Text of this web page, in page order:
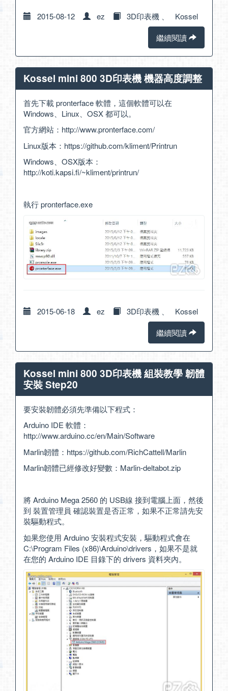
2015-08-12 ez 3D印表機
Kossel
繼續閱讀
Kossel mini 800 3D印表機 機器高度調整
首先下載 pronterface 軟體，這個軟體可以在
Windows、Linux、OSX 都可以。
官方網站： http://www.pronterface.com/
Linux版本： https://github.com/kliment/Printrun
Windows、OSX版本：
http://koti.kapsi.fi/~kliment/printrun/
執行 pronterface.exe
2015-06-18 ez 3D印表機
Kossel
繼續閱讀
Kossel mini 800 3D印表機 組裝教學 韌體
安裝 Step20
要安裝韌體必須先準備以下程式：
Arduino IDE 軟體：
http://www.arduino.cc/en/Main/Software
Marlin韌體： https://github.com/RichCattell/Marlin
Marlin韌體已經修改好變數： Marlin-deltabot.zip
將 Arduino Mega 2560 的 USB線 接到電腦上面，然後
到 裝置管理員 確認裝置是否正常，如果不正常請先安
裝驅動程式。
如果您使用 Arduino 安裝程式安裝，驅動程式會在
C:\Program Files (x86)\Arduino\drivers，如果不是就
在您的 Arduino IDE 目錄下的 drivers 資料夾內。